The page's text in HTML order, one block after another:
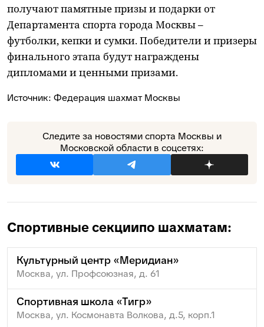
получают памятные призы и подарки от
Департамента спорта города Москвы –
футболки, кепки и сумки. Победители и призеры
финального этапа будут награждены
дипломами и ценными призами.
Источник: Федерация шахмат Москвы
Следите за новостями спорта Москвы и
Московской области в соцсетях:
Спортивные секциипо шахматам:
Культурный центр «Меридиан»
Москва, ул. Профсоюзная, д. 61
Спортивная школа «Тигр»
Москва, ул. Космонавта Волкова, д.5, корп.1